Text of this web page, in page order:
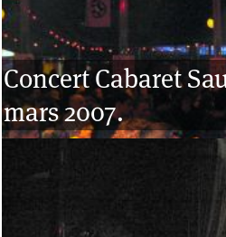
Concert Cabaret
mars 2007.